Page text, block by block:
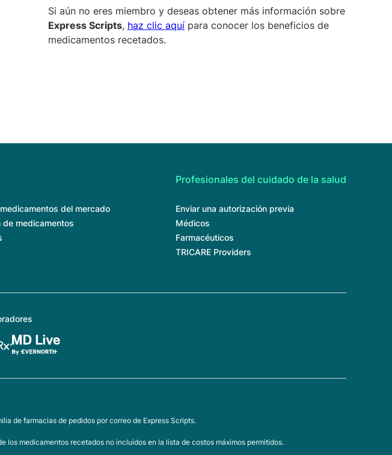
Si aún no eres miembro y deseas obtener más información sobre
Express Scripts, haz clic aquí para conocer los beneficios de
medicamentos recetados.
del mercado
de medicamentos
Profesionales del cuidado de la salud
Enviar una autorización previa
Médicos
Farmacéuticos
TRICARE Providers
de farmacias de pedidos por correo de Express Scripts.
medicamentos recetados no incluidos en la lista de costos máximos permitidos.